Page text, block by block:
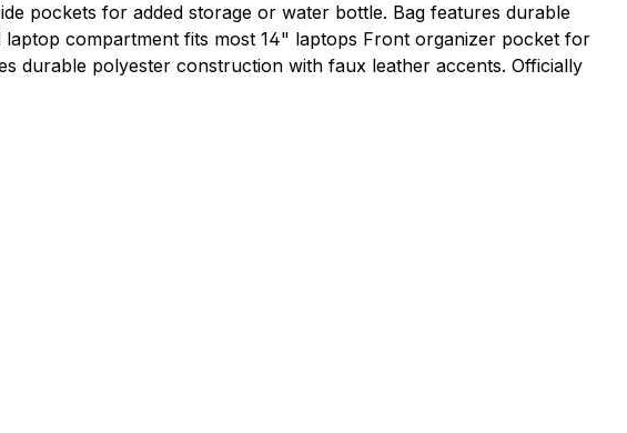
pockets for added storage or water bottle. Bag features durable
compartment fits most 14" laptops Front organizer pocket for
durable polyester construction with faux leather accents. Officially